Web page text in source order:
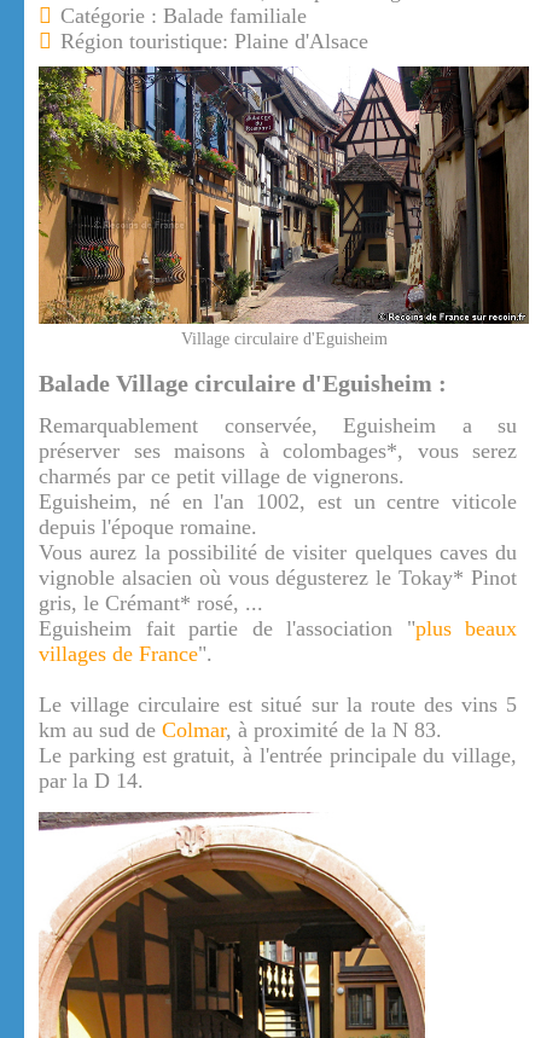
Catégorie : Balade familiale
Région touristique: Plaine d'Alsace
Village circulaire d'Eguisheim
Balade Village circulaire d'Eguisheim :
Remarquablement conservée, Eguisheim a su
préserver ses maisons à colombages*, vous serez
charmés par ce petit village de vignerons.
Eguisheim, né en l'an 1002, est un centre viticole
depuis l'époque romaine.
Vous aurez la possibilité de visiter quelques caves du
vignoble alsacien où vous dégusterez le Tokay* Pinot
gris, le Crémant* rosé, ...
Eguisheim fait partie de l'association "plus beaux
villages de France".
Le village circulaire est situé sur la route des vins 5
km au sud de Colmar, à proximité de la N 83.
Le parking est gratuit, à l'entrée principale du village,
par la D 14.